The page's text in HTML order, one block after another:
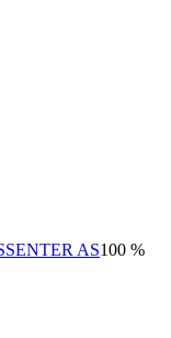
AS100 %